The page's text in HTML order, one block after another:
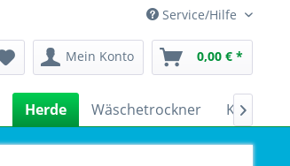
Service/Hilfe
Mein Konto 0,00 € *
Herde Wäschetrockner 